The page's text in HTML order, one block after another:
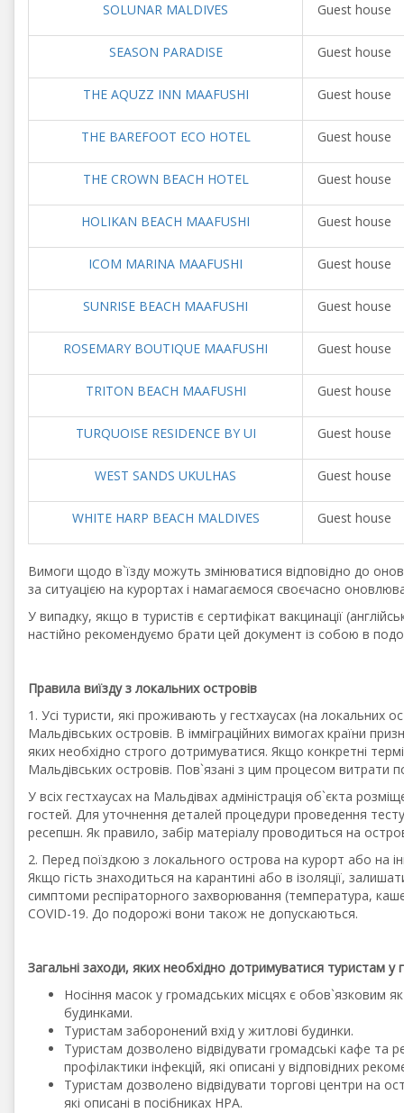
SOLUNAR MALDIVES Guest house
SEASON PARADISE Guest house
THE AQUZZ INN MAAFUSHI Guest house
THE BAREFOOT ECO HOTEL Guest house
THE CROWN BEACH HOTEL Guest house
HOLIKAN BEACH MAAFUSHI Guest house
ICOM MARINA MAAFUSHI Guest house
SUNRISE BEACH MAAFUSHI Guest house
ROSEMARY BOUTIQUE MAAFUSHI Guest house
TRITON BEACH MAAFUSHI Guest house
TURQUOISE RESIDENCE BY UI Guest house
WEST SANDS UKULHAS Guest house
WHITE HARP BEACH MALDIVES Guest house
Вимоги щодо в`їзду можуть змінюватися відповідно до
за ситуацією на курортах і намагаємося своєчасно
У випадку, якщо в туристів є сертифікат вакцинації
настійно рекомендуємо брати цей документ із собою в
Правила виїзду з локальних островів
1. Усі туристи, які проживають у гестхаусах (на локальних
Мальдівських островів. В імміграційних вимогах країни
яких необхідно строго дотримуватися. Якщо конкретні
Мальдівських островів. Пов`язані з цим процесом витрати
У всіх гестхаусах на Мальдівах адміністрація об`єкта
гостей. Для уточнення деталей процедури проведення
ресепшн. Як правило, забір матеріалу проводиться на
2. Перед поїздкою з локального острова на курорт або на
Якщо гість знаходиться на карантині або в ізоляції,
симптоми респіраторного захворювання (температура,
COVID-19. До подорожі вони також не допускаються.
Загальні заходи, яких необхідно дотримуватися туристам у
Носіння масок у громадських місцях є обов`язковим
будинками.
Туристам заборонений вхід у житлові будинки.
Туристам дозволено відвідувати громадські кафе та
профілактики інфекцій, які описані у відповідних
Туристам дозволено відвідувати торгові центри на
які описані в посібниках HPA.